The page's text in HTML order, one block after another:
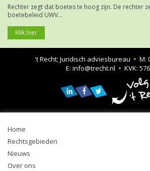
Rechter zegt dat boetes te hoog zijn. De rechter
boetebeleid UWV...
Klik hier
't Recht; Juridisch adviesbureau • M:
E: info@trecht.nl • KVK:
Home
Rechtsgebieden
Nieuws
Over ons